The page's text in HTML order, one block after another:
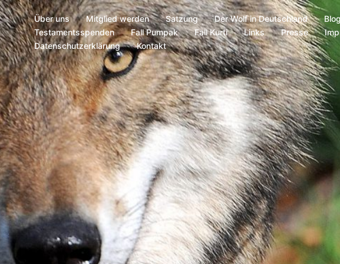
Über uns Mitglied werden Satzung Der Wolf in Deutschland Blog
Testamentsspenden
Fall Pumpak Fall Kurti Links Presse
Datenschutzerklärung
Kontakt